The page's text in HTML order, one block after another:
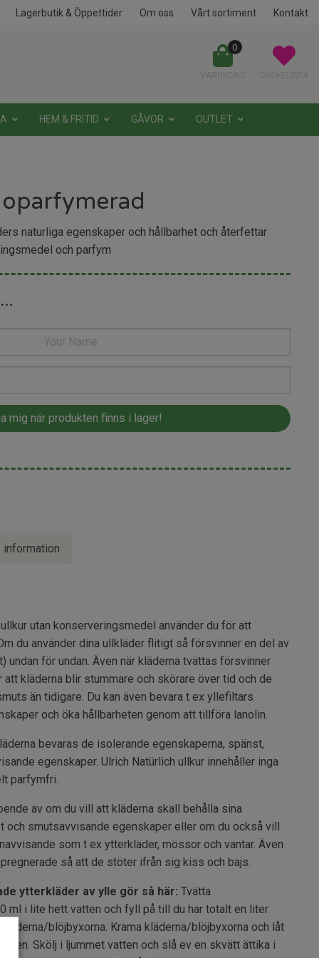
Lagerbutik & Öppettider Om oss Vårt sortiment Kontakt
0
HEM & FRITID GÅVOR OUTLET
naturliga egenskaper och hållbarhet och återfettar
och parfym
information
utan konserveringsmedel använder du för att
du använder dina ullkläder flitigt så försvinner en del av
undan för undan. Även när kläderna tvättas försvinner
att kläderna blir stummare och skörare över tid och de
än tidigare. Du kan även bevara t ex yllefiltars
och öka hållbarheten genom att tillföra lanolin.
bevaras de isolerande egenskaperna, spänst,
egenskaper. Ulrich Natürlich ullkur innehåller inga
parfymfri.
av om du vill att kläderna skall behålla sina
och smutsavvisande egenskaper eller om du också vill
som t ex ytterkläder, mössor och vantar. Även
så att de stöter ifrån sig kiss och bajs.
ytterkläder av ylle gör så här: Tvätta
ml i lite hett vatten och fyll på till du har totalt en liter
kläderna/blöjbyxorna. Krama kläderna/blöjbyxorna och låt
Skölj i ljummet vatten och slå ev en skvätt ättika i